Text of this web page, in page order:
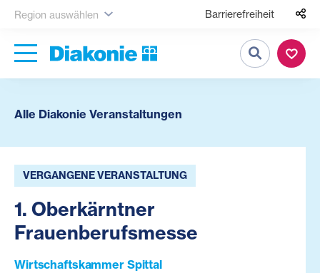
Region auswählen Barrierefreiheit
Suche
Alle Diakonie Veranstaltungen
VERGANGENE VERANSTALTUNG
1. Oberkärntner
Frauenberufsmesse
Wirtschaftskammer Spittal